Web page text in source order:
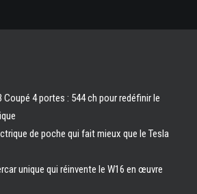
Coupé 4 portes : 544 ch pour redéfinir le
de poche qui fait mieux que le Tesla
unique qui réinvente le W16 en œuvre